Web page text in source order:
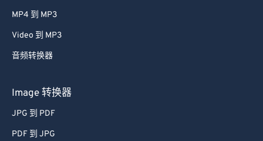
MP4 到 MP3
Video 到 MP3
音频转换器
Image 转换器
JPG 到 PDF
PDF 到 JPG